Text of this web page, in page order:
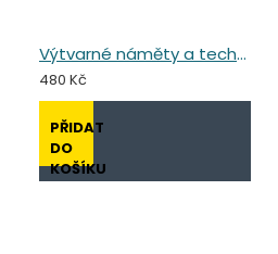
Výtvarné náměty a techniky v předškolním vzdělávání
480 Kč
PŘIDAT
DO
KOŠÍKU